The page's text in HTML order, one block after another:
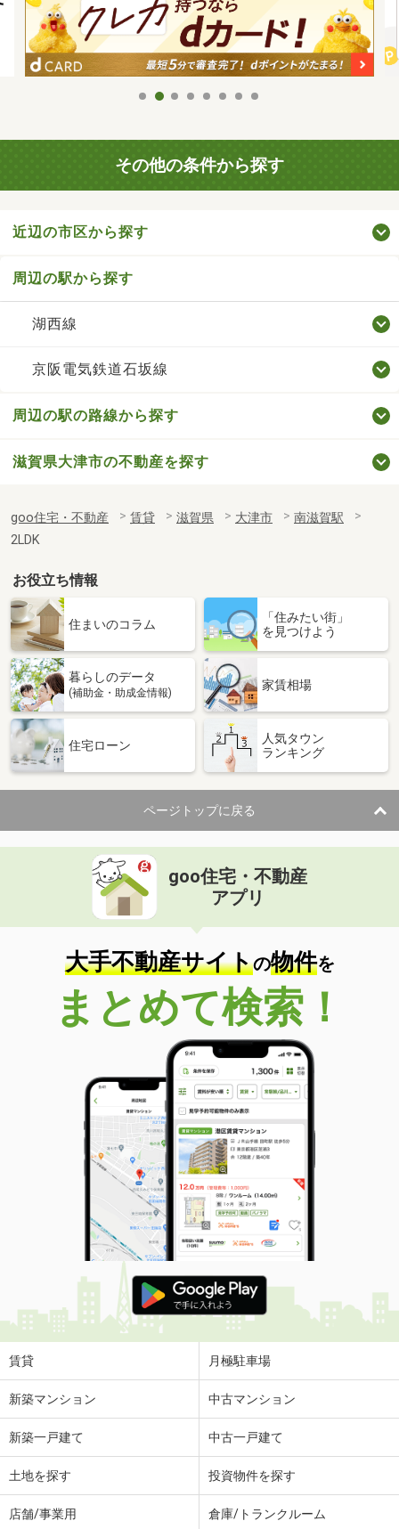
その他の条件から探す
近辺の市区から探す
周辺の駅から探す
湖西線
京阪電気鉄道石坂線
周辺の駅の路線から探す
滋賀県大津市の不動産を探す
goo住宅・不動産 賃貸 滋賀県 大津市
南滋賀駅
2LDK
お役立ち情報
住まいのコラム
「住みたい街」
を見つけよう
暮らしのデータ
(補助金・助成金情報)
家賃相場
住宅ローン
人気タウン
ランキング
ページトップに戻る
goo住宅・不動産
アプリ
大手不動産サイトの物件を
まとめて検索！
賃貸 月極駐車場
新築マンション 中古マンション
新築一戸建て 中古一戸建て
土地を探す 投資物件を探す
店舗/事業用 倉庫/トランクルーム